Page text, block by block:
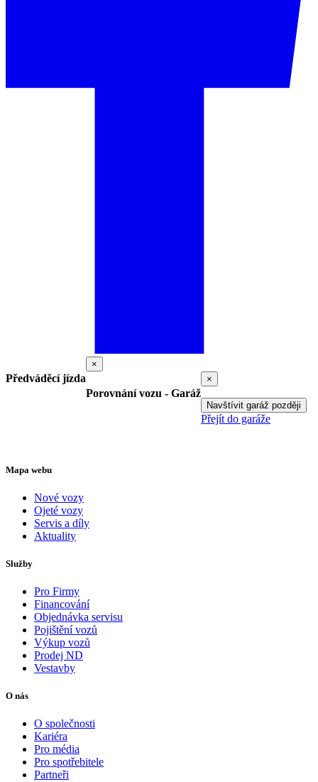
Předváděcí jízda
×
Porovnání vozu - Garáž
×
Navštívit garáž později
Přejít do garáže
Mapa webu
Nové vozy
Ojeté vozy
Servis a díly
Aktuality
Služby
Pro Firmy
Financování
Objednávka servisu
Pojištění vozů
Výkup vozů
Prodej ND
Vestavby
O nás
O společnosti
Kariéra
Pro média
Pro spotřebitele
Partneři